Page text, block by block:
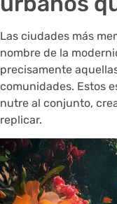
Las ciudades más
nombre de la
precisamente
comunidades. Estos
nutre al conjunto,
replicar.